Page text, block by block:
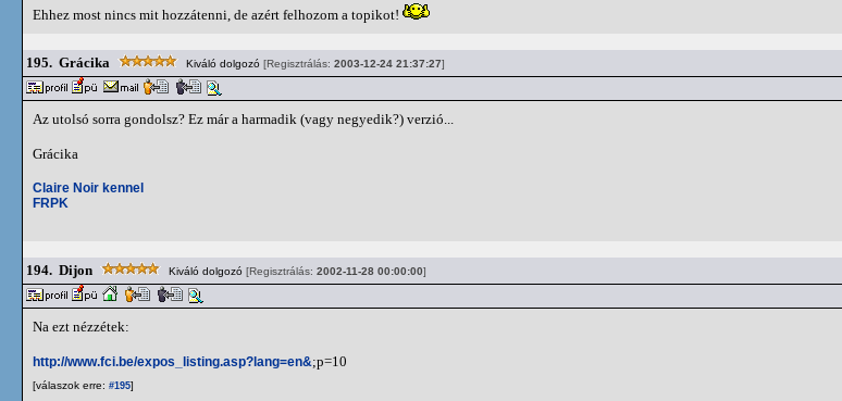
Ehhez most nincs mit hozzátenni, de azért felhozom a topikot!
195. Grácika Kiváló dolgozó [Regisztrálás: 2003-12-24 21:37:27]
Az utolsó sorra gondolsz? Ez már a harmadik (vagy negyedik?) verzió...
Grácika
Claire Noir kennel
FRPK
194. Dijon Kiváló dolgozó [Regisztrálás: 2002-11-28 00:00:00]
Na ezt nézzétek:
http://www.fci.be/expos_listing.asp?lang=en&;p=10
[válaszok erre: #195]